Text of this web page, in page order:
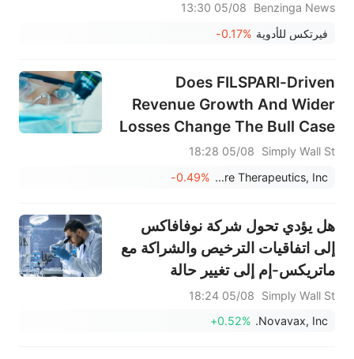
Benzinga News
05/08 13:30
فيرتكس للأدوية -0.17%
Does FILSPARI-Driven
Revenue Growth And Wider
Losses Change The Bull Case
For Travere Therapeutics
(TVTX)?
Simply Wall St
05/08 18:28
Travere Therapeutics, Inc.
-0.49%
هل يؤدي تحول شركة نوفافاكس
إلى اتفاقيات الترخيص والشراكة مع
ماتريكس-إم إلى تغيير حالة
الاستثمار لشركة نوفافاكس؟
Simply Wall St
05/08 18:24
Novavax, Inc.
+0.52%